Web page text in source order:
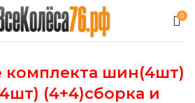
0
комплекта шин(4шт)
(4+4)сборка и